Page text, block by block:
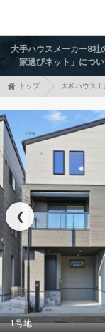
大手ハウスメーカー8社
「家選びネット」につ
トップ 大和ハウス
❮
1号地